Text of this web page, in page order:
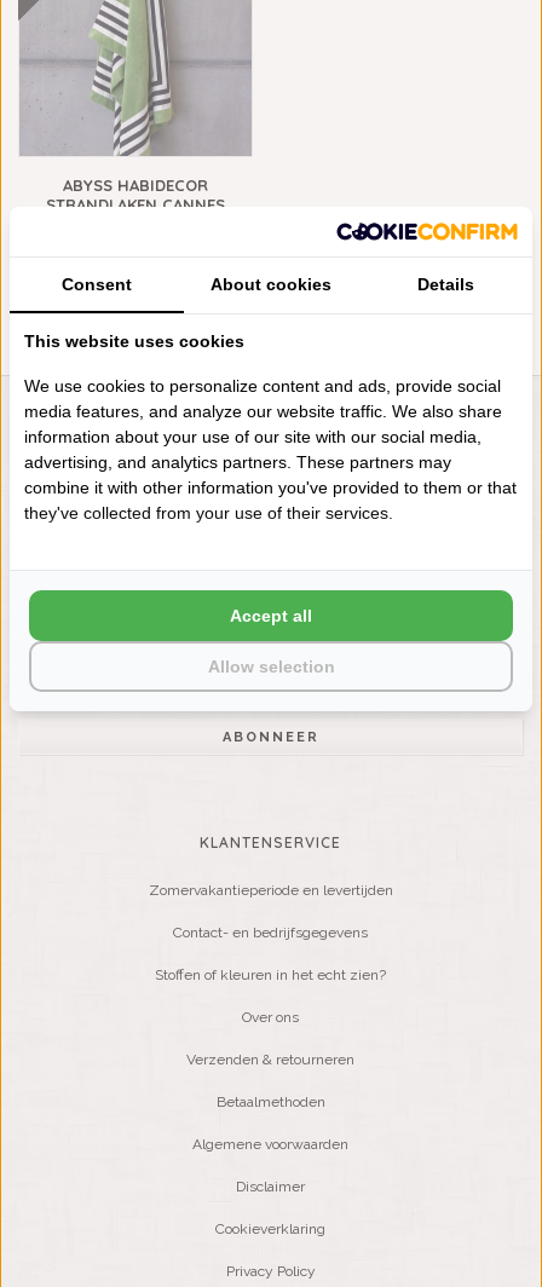
ABYSS HABIDECOR
STRANDLAKEN CANNES
LIENSLINNENWINKEL.NL
VRAGEN? BEL DAN
+31 (0) 575 511817
NIEUWSBRIEF
Wilt u op de hoogte blijven?
ABONNEER
KLANTENSERVICE
Zomervakantieperiode en levertijden
Contact- en bedrijfsgegevens
Stoffen of kleuren in het echt zien?
Over ons
Verzenden & retourneren
Betaalmethoden
Algemene voorwaarden
Disclaimer
Cookieverklaring
Privacy Policy
Consent About cookies Details
This website uses cookies
We use cookies to personalize content and ads, provide social
media features, and analyze our website traffic. We also share
information about your use of our site with our social media,
advertising, and analytics partners. These partners may
combine it with other information you've provided to them or that
they've collected from your use of their services.
Allow selection
Accept all